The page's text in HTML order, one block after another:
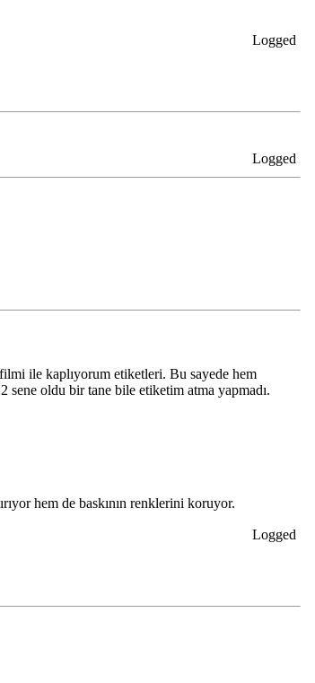
Logged
Logged
ile kaplıyorum etiketleri. Bu sayede hem
sene oldu bir tane bile etiketim atma yapmadı.
hem de baskının renklerini koruyor.
Logged